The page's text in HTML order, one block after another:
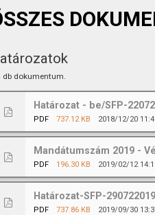
db dokumentum.
Határozat - be/SFP-
PDF 737.12 KB 2018/12/20
Mandátumszám 2019 -
PDF 196.30 KB 2019/02/12
Határozat-SFP-
PDF 737.86 KB 2019/09/30